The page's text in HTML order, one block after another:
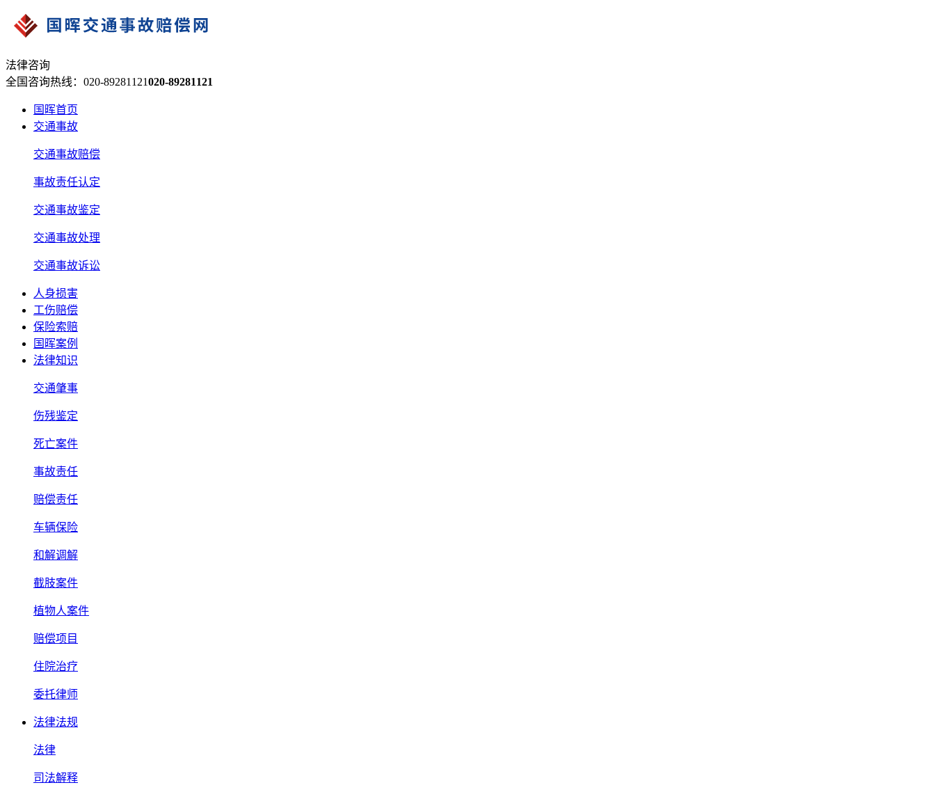
法律咨询
全国咨询热线：020-89281121020-89281121
国晖首页
交通事故
交通事故赔偿
事故责任认定
交通事故鉴定
交通事故处理
交通事故诉讼
人身损害
工伤赔偿
保险索赔
国晖案例
法律知识
交通肇事
伤残鉴定
死亡案件
事故责任
赔偿责任
车辆保险
和解调解
截肢案件
植物人案件
赔偿项目
住院治疗
委托律师
法律法规
法律
司法解释